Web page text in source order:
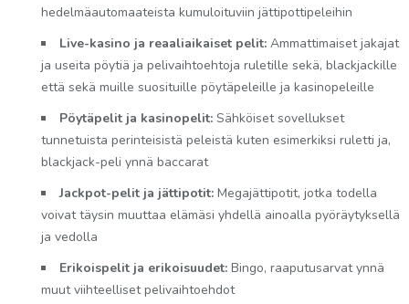
hedelmäautomaateista kumuloituviin jättipottipeleihin
Live-kasino ja reaaliaikaiset pelit: Ammattimaiset jakajat
ja useita pöytiä ja pelivaihtoehtoja ruletille sekä, blackjackille
että sekä muille suosituille pöytäpeleille ja kasinopeleille
Pöytäpelit ja kasinopelit: Sähköiset sovellukset
tunnetuista perinteisistä peleistä kuten esimerkiksi ruletti ja,
blackjack-peli ynnä baccarat
Jackpot-pelit ja jättipotit: Megajättipotit, jotka todella
voivat täysin muuttaa elämäsi yhdellä ainoalla pyöräytyksellä
ja vedolla
Erikoispelit ja erikoisuudet: Bingo, raaputusarvat ynnä
muut viihteelliset pelivaihtoehdot